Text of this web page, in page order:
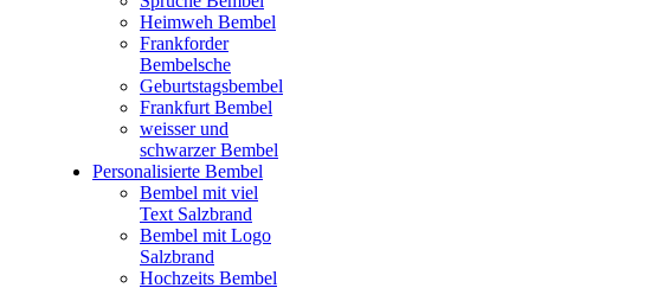
Heimweh Bembel
Frankforder
Bembelsche
Geburtstagsbembel
Frankfurt Bembel
weisser und
schwarzer Bembel
Personalisierte Bembel
Bembel mit viel
Text Salzbrand
Bembel mit Logo
Salzbrand
Hochzeits Bembel